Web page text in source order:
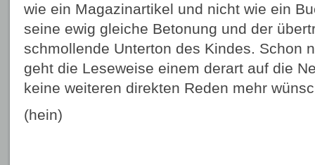
wie ein Magazinartikel und nicht wie ein
seine ewig gleiche Betonung und der
schmollende Unterton des Kindes. Schon
geht die Leseweise einem derart auf die
keine weiteren direkten Reden mehr
(hein)